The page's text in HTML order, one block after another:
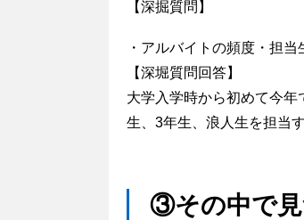
【深掘質問】
・アルバイトの頻度・担
【深堀質問回答】
大学入学時から初めて今
生、3年生、浪人生を担当
③その中で見